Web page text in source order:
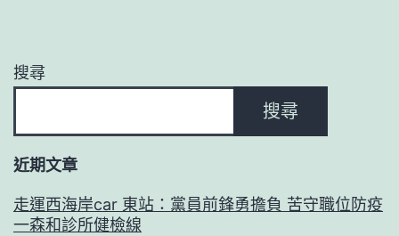
搜尋
搜尋
近期文章
走運西海岸car 東站：黨員前鋒勇擔負 苦守職位防疫
一森和診所健檢線